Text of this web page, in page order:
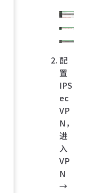
配
置
IPS
ec
VP
N，
进
入
VP
N
→